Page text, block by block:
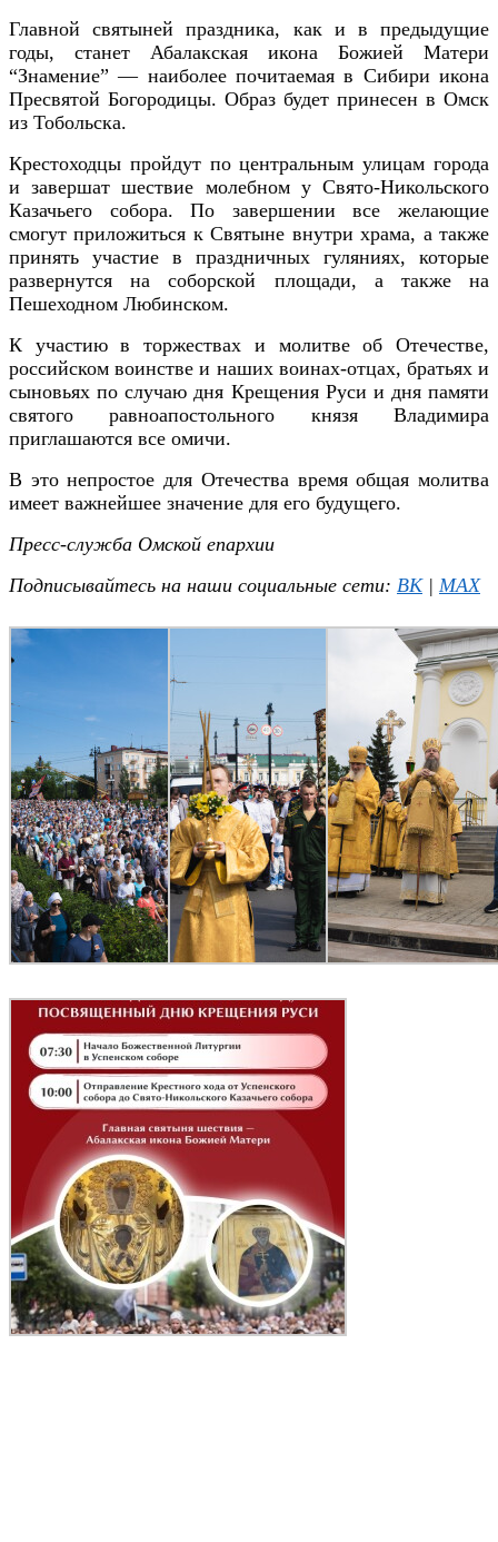
Главной святыней праздника, как и в предыдущие
годы, станет Абалакская икона Божией Матери
“Знамение” — наиболее почитаемая в Сибири икона
Пресвятой Богородицы. Образ будет принесен в Омск
из Тобольска.
Крестоходцы пройдут по центральным улицам города
и завершат шествие молебном у Свято-Никольского
Казачьего собора. По завершении все желающие
смогут приложиться к Святыне внутри храма, а также
принять участие в праздничных гуляниях, которые
развернутся на соборской площади, а также на
Пешеходном Любинском.
К участию в торжествах и молитве об Отечестве,
российском воинстве и наших воинах-отцах, братьях и
сыновьях по случаю дня Крещения Руси и дня памяти
святого равноапостольного князя Владимира
приглашаются все омичи.
В это непростое для Отечества время общая молитва
имеет важнейшее значение для его будущего.
Пресс-служба Омской епархии
Подписывайтесь на наши социальные сети: ВК| MAX